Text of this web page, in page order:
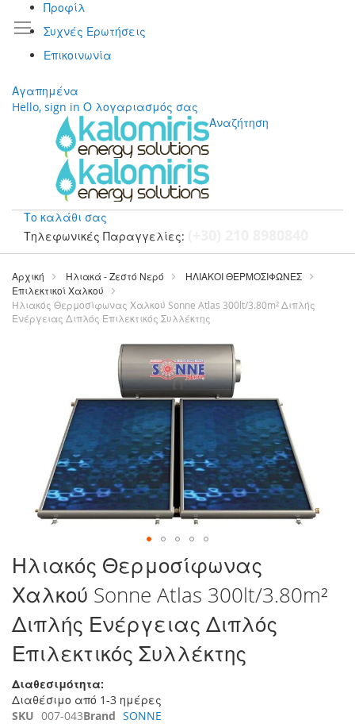
Προφίλ
Συχνές Ερωτήσεις
Επικοινωνία
Αγαπημένα
Hello, sign in Ο λογαριασμός σας
Αναζήτηση
Το καλάθι σας
Τηλεφωνικές Παραγγελίες:
Μετάβαση
περιεχόμενο
Αρχική Ηλιακά - Ζεστό Νερό
ΗΛΙΑΚΟΙ ΘΕΡΜΟΣΙΦΩΝΕΣ
Επιλεκτικοί Χαλκού
Ηλιακός Θερμοσίφωνας Χαλκού Sonne Atlas 300lt/3.80m² Διπλής
Ενέργειας Διπλός Επιλεκτικός Συλλέκτης
Μετάβαση
στην
αρχή
της
συλλογής
εικόνων
Ηλιακός Θερμοσίφωνας
Χαλκού Sonne Atlas 300lt/3.80m²
Διπλής Ενέργειας Διπλός
Επιλεκτικός Συλλέκτης
Διαθεσιμότητα:
Διαθέσιμο από 1-3 ημέρες
SKU 007-043Brand SONNE